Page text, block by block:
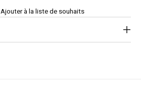
Ajouter à la liste de souhaits